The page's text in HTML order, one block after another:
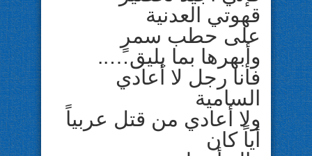
قهوتي العدنية
على حطب سمرٍ
وأبهرها بما يليق…..
فأنا رجل لا أعادي
السامية
ولا أعادي من قتل عربياً
أياً كان